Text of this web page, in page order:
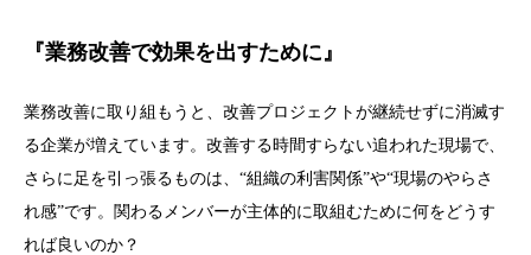
『業務改善で効果を出すために』
業務改善に取り組もうと、改善プロジェクトが継続せずに消滅す
る企業が増えています。改善する時間すらない追われた現場で、
さらに足を引っ張るものは、“組織の利害関係”や“現場のやらさ
れ感”です。関わるメンバーが主体的に取組むために何をどうす
れば良いのか？